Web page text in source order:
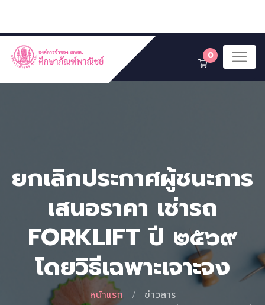
0
ยกเลิกประกาศผู้ชนะการ
เสนอราคา เช่ารถ
FORKLIFT ปี ๒๕๖๙
โดยวิธีเฉพาะเจาะจง
หน้าแรก
ข่าวสาร